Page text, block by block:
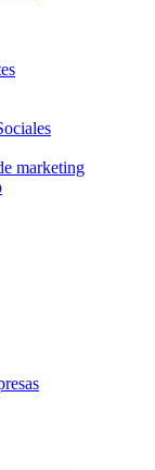
marketing